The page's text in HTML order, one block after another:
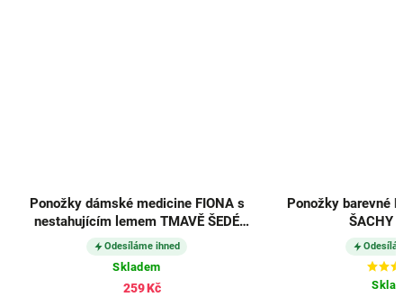
Ponožky dámské medicine FIONA s
nestahujícím lemem TMAVĚ ŠEDÉ
(3 páry)
Odesíláme ihned
Skladem
259 Kč
Ponožky barevné
ŠACHY